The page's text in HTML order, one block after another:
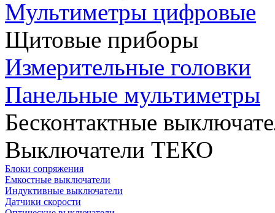
Мультиметры цифровые
Щитовые приборы
Измерительные головки
Панельные мультиметры
Бесконтактные
Выключатели ТЕКО
Блоки сопряжения
Емкостные выключатели
Индуктивные выключатели
Датчики скорости